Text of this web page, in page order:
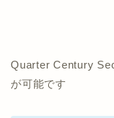
Quarter Century
が可能です